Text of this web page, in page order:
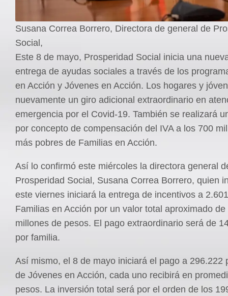
Susana Correa Borrero, Directora de general de
Social,
Este 8 de mayo, Prosperidad Social inicia una
entrega de ayudas sociales a través de los
en Acción y Jóvenes en Acción. Los hogares y
nuevamente un giro adicional extraordinario en
emergencia por el Covid-19. También se realizará
por concepto de compensación del IVA a los 700
más pobres de Familias en Acción.
Así lo confirmó este miércoles la directora general
Prosperidad Social, Susana Correa Borrero, quien
este viernes iniciará la entrega de incentivos a
Familias en Acción por un valor total aproximado de
millones de pesos. El pago extraordinario será de
por familia.
Así mismo, el 8 de mayo iniciará el pago a 296.222
de Jóvenes en Acción, cada uno recibirá en
pesos. La inversión total será por el orden de los